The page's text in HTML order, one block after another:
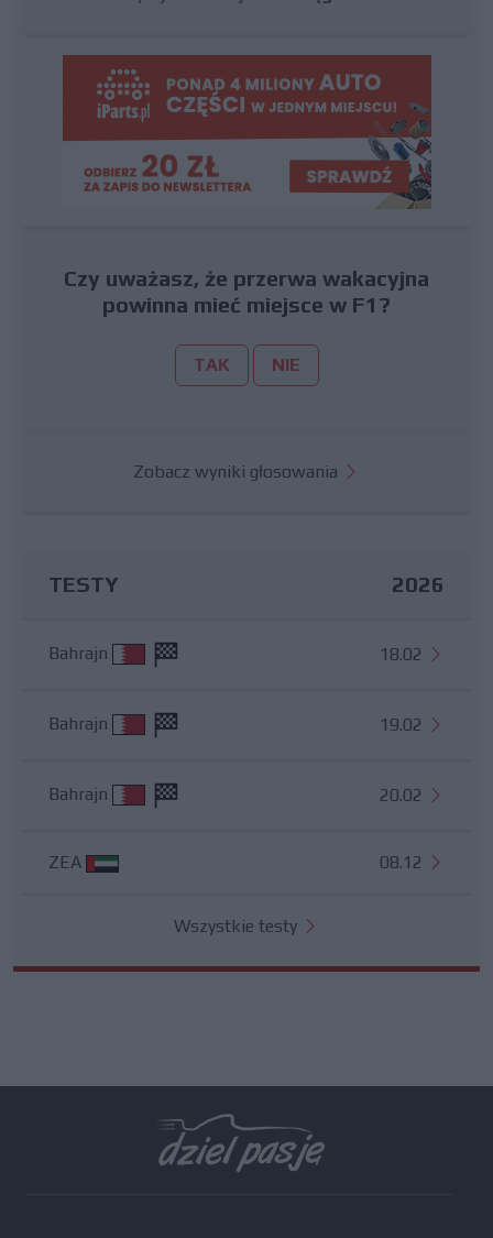
Czy uważasz, że przerwa wakacyjna
powinna mieć miejsce w F1?
TAK NIE
Zobacz wyniki głosowania
TESTY 2026
Bahrajn 18.02
Bahrajn 19.02
Bahrajn 20.02
ZEA 08.12
Wszystkie testy